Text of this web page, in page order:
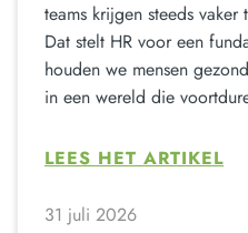
teams krijgen steeds
Dat stelt HR voor een
houden we mensen
in een wereld die
LEES HET ARTIKEL
31 juli 2026